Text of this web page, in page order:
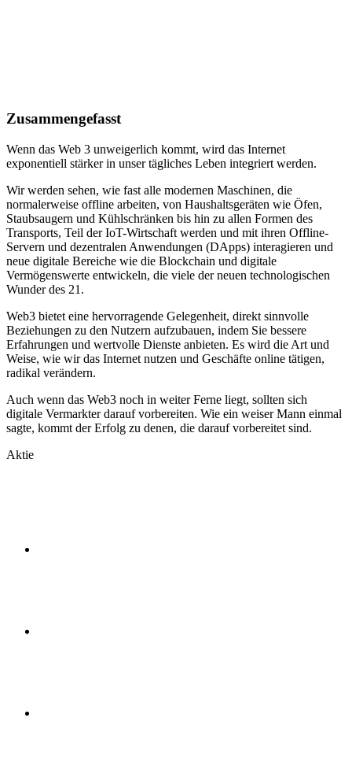
Zusammengefasst
Wenn das Web 3 unweigerlich kommt, wird das Internet
exponentiell stärker in unser tägliches Leben integriert werden.
Wir werden sehen, wie fast alle modernen Maschinen, die
normalerweise offline arbeiten, von Haushaltsgeräten wie Öfen,
Staubsaugern und Kühlschränken bis hin zu allen Formen des
Transports, Teil der IoT-Wirtschaft werden und mit ihren Offline-
Servern und dezentralen Anwendungen (DApps) interagieren und
neue digitale Bereiche wie die Blockchain und digitale
Vermögenswerte entwickeln, die viele der neuen technologischen
Wunder des 21.
Web3 bietet eine hervorragende Gelegenheit, direkt sinnvolle
Beziehungen zu den Nutzern aufzubauen, indem Sie bessere
Erfahrungen und wertvolle Dienste anbieten. Es wird die Art und
Weise, wie wir das Internet nutzen und Geschäfte online tätigen,
radikal verändern.
Auch wenn das Web3 noch in weiter Ferne liegt, sollten sich
digitale Vermarkter darauf vorbereiten. Wie ein weiser Mann einmal
sagte, kommt der Erfolg zu denen, die darauf vorbereitet sind.
Aktie